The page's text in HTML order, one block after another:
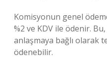
Komisyonun genel
%2 ve KDV ile ödenir. Bu,
anlaşmaya bağlı olarak
ödenebilir.